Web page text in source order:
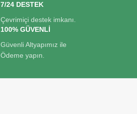
7/24 DESTEK
Çevrimiçi destek imkanı.
100% GÜVENLİ
Güvenli Altyapımız ile
Ödeme yapın.